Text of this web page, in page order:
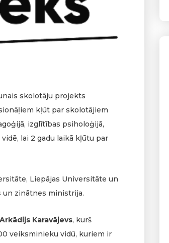
skolotāju projekts
kļūt par skolotājiem
izglītības psiholoģijā,
lai 2 gadu laikā kļūtu par
Liepājas Universitāte un
un zinātnes ministrija.
Arkādijs Karavājevs, kurš
veiksminieku vidū, kuriem ir